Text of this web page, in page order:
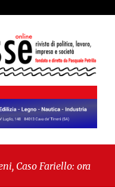
Fariello: ora torniamo